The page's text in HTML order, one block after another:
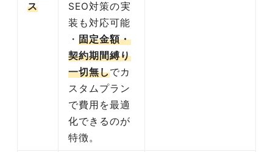
ス
SEO対策の実
装も対応可能
・ 固定金額・
契約期間縛り
一切無しでカ
スタムプラン
で費用を最適
化できるのが
特徴。